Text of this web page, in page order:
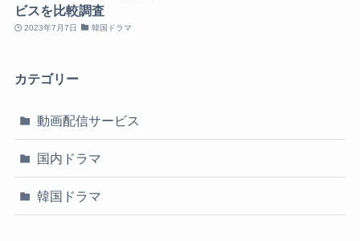
ビスを比較調査
2023年7月7日 韓国ドラマ
カテゴリー
動画配信サービス
国内ドラマ
韓国ドラマ